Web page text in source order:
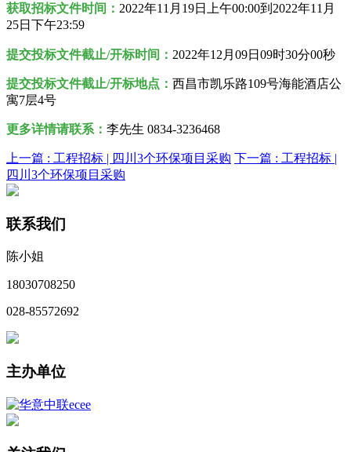
获取招标文件时间： 2022年11月19日 上午00:00到2022年11月
25日 下午23:59
提交投标文件截止/开标时间： 2022年12月09日09时30分00秒
提交投标文件截止/开标地点： 西昌市凯乐路109号海能酒店公
寓7层4号
更多详情请联系： 李先生 0834-3236468
上一篇 : 工程招标 | 四川3个环保项目采购 下一篇 : 工程招标 |
四川3个环保项目采购
联系我们
陈小姐
18030708250
028-85572692
主办单位